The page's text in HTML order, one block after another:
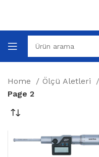
Home Ölçü Aletleri
Page 2